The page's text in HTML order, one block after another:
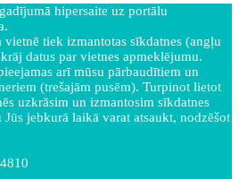
hipersaite uz portālu
tiek izmantotas sīkdatnes (angļu
datus par vietnes apmeklējumu.
arī mūsu pārbaudītiem un
(trešajām pusēm). Turpinot lietot
uzkrāsim un izmantosim sīkdatnes
jebkurā laikā varat atsaukt, nodzēšot